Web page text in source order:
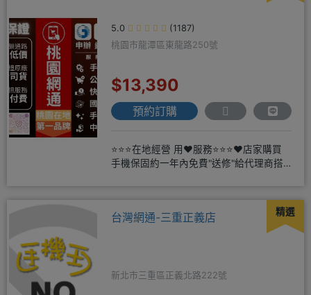
5.0
(1187)
桃園市龍潭區東龍路250號
$13,390
預約訂購
⭐⭐⭐在地經營 用❤️服務⭐⭐⭐❤️店家購買
手機保固約一年內免費"送修"給代理商搭
精選
台灣網通-三重正義店
新北市三重區正義北路222號